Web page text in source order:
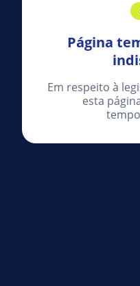
Página
Em respeito à
esta